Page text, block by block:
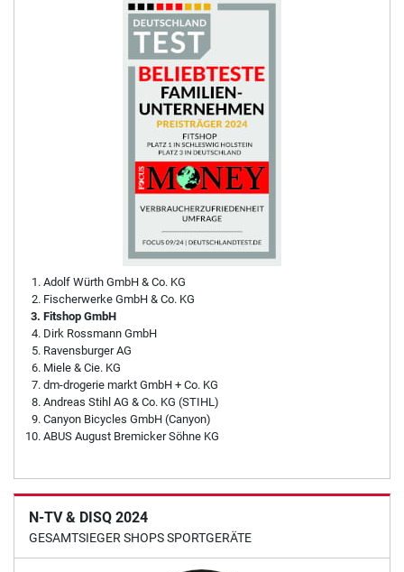
Adolf Würth GmbH & Co. KG
Fischerwerke GmbH & Co. KG
Fitshop GmbH
Dirk Rossmann GmbH
Ravensburger AG
Miele & Cie. KG
dm-drogerie markt GmbH + Co. KG
Andreas Stihl AG & Co. KG (STIHL)
Canyon Bicycles GmbH (Canyon)
ABUS August Bremicker Söhne KG
N-TV & DISQ 2024
GESAMTSIEGER SHOPS SPORTGERÄTE